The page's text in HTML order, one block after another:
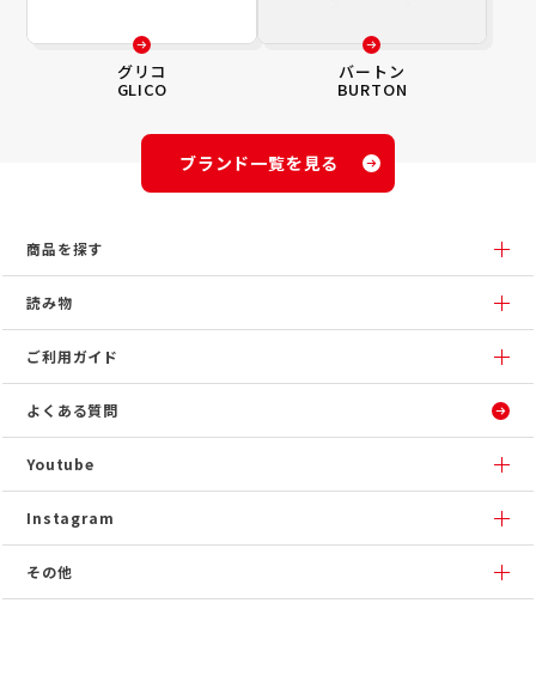
グリコ
GLICO
バートン
BURTON
ブランド一覧を見る
商品を探す
読み物
ご利用ガイド
よくある質問
Youtube
Instagram
その他